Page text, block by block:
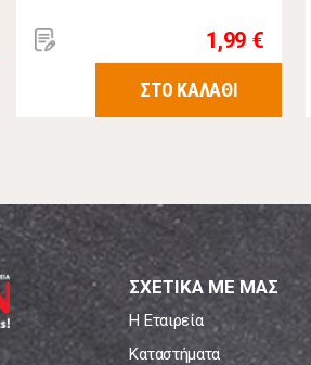
1,99 €
ΣΤΟ ΚΑΛΑΘΙ
ΣΧΕΤΙΚΑ ΜΕ ΜΑΣ
Η Εταιρεία
Καταστήματα